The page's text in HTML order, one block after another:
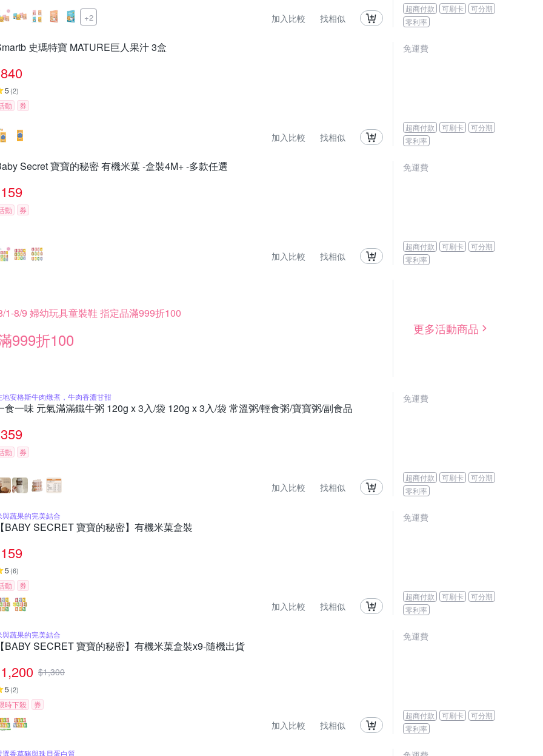
+2 加入比較 找相似
超商付款 可刷卡
可分期
零利率
史瑪特寶 MATURE巨人果汁 3盒
840
5 (2)
動 券
加入比較 找相似
免運費
超商付款 可刷卡
可分期
零利率
Secret 寶寶的秘密 有機米菓 -盒裝4M+ -多款任選
159
動 券
加入比較 找相似
免運費
超商付款 可刷卡
可分期
零利率
1-8/9 婦幼玩具童裝鞋 指定品滿999折100
999折100
更多活動商品
地安格斯牛肉燉煮，牛肉香濃甘甜
食一味 元氣滿滿鐵牛粥 120g x 3入/袋 120g x 3入/袋 常溫粥/輕食粥/寶寶粥/副食品
359
動 券
加入比較 找相似
免運費
超商付款 可刷卡
可分期
零利率
與蔬果的完美結合
BABY SECRET 寶寶的秘密】有機米菓盒裝
159
5 (6)
動 券
加入比較 找相似
免運費
超商付款 可刷卡
可分期
零利率
與蔬果的完美結合
BABY SECRET 寶寶的秘密】有機米菓盒裝x9-隨機出貨
1,200 $1,300
5 (2)
時下殺 券
加入比較 找相似
免運費
超商付款 可刷卡
可分期
零利率
選香草豬與珠貝蛋白質